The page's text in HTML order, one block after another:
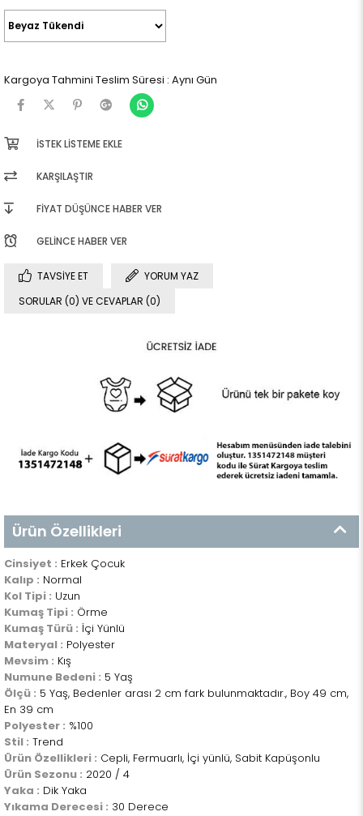
Kargoya Tahmini Teslim Süresi : Aynı Gün
İSTEK LISTEME EKLE
KARŞILAŞTIR
FIYAT DÜŞÜNCE HABER VER
GELINCE HABER VER
TAVSIYE ET
YORUM YAZ
SORULAR (0) VE CEVAPLAR (0)
Ürün Özellikleri
Cinsiyet : Erkek Çocuk
Kalıp : Normal
Kol Tipi : Uzun
Kumaş Tipi : Örme
Kumaş Türü : İçi Yünlü
Materyal : Polyester
Mevsim : Kış
Numune Bedeni : 5 Yaş
Ölçü : 5 Yaş, Bedenler arası 2 cm fark bulunmaktadır., Boy 49 cm,
En 39 cm
Polyester : %100
Stil : Trend
Ürün Özellikleri : Cepli, Fermuarlı, İçi yünlü, Sabit Kapüşonlu
Ürün Sezonu : 2020 / 4
Yaka : Dik Yaka
Yıkama Derecesi : 30 Derece